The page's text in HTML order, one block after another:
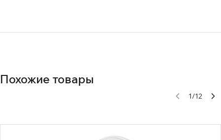
Похожие товары
1/12